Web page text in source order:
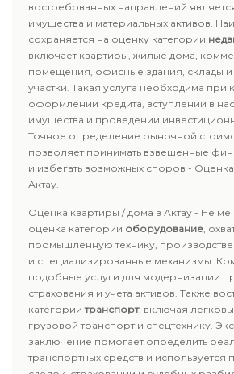
востребованных направлений
имущества и материальных активов.
сохраняется на оценку категории
включает квартиры, жилые дома,
помещения, офисные здания, склады
участки. Такая услуга необходима при
оформлении кредита, вступлении в
имущества и проведении
Точное определение рыночной
позволяет принимать взвешенные
и избегать возможных споров -
Актау.
Оценка квартиры / дома в Актау - Не
оценка категории оборудование,
промышленную технику,
и специализированные механизмы.
подобные услуги для модернизации
страхования и учета активов. Также
категориитранспорт, включая
грузовой транспорт и спецтехнику.
заключение помогает определить
транспортных средств и